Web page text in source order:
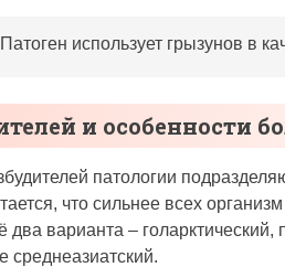
Патоген использует грызунов в
и особенности
патологии
что сильнее всех
варианта –
среднеазиатский.